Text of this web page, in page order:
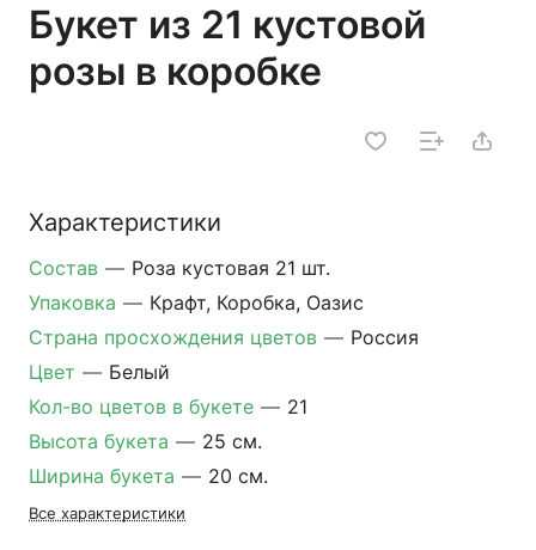
Букет из 21 кустовой
розы в коробке
Характеристики
Состав — Роза кустовая 21 шт.
Упаковка — Крафт, Коробка, Оазис
Страна просхождения цветов — Россия
Цвет — Белый
Кол-во цветов в букете — 21
Высота букета — 25 см.
Ширина букета — 20 см.
Все характеристики